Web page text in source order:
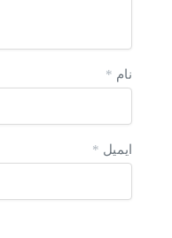
نام *
ایمیل *